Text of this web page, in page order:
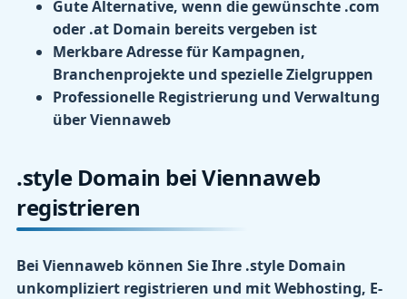
Gute Alternative, wenn die gewünschte .com
oder .at Domain bereits vergeben ist
Merkbare Adresse für Kampagnen,
Branchenprojekte und spezielle Zielgruppen
Professionelle Registrierung und Verwaltung
über Viennaweb
.style Domain bei Viennaweb
registrieren
Bei Viennaweb können Sie Ihre .style Domain
unkompliziert registrieren und mit Webhosting, E-